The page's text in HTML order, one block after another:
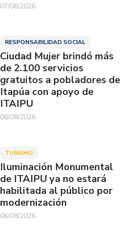
07/08/2026
RESPONSABILIDAD SOCIAL
Ciudad Mujer brindó más
de 2.100 servicios
gratuitos a pobladores de
Itapúa con apoyo de
ITAIPU
06/08/2026
TURISMO
Iluminación Monumental
de ITAIPU ya no estará
habilitada al público por
modernización
06/08/2026